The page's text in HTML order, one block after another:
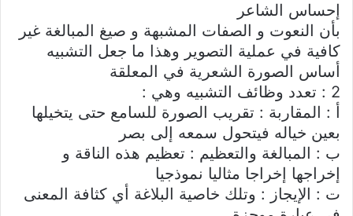
إحساس الشاعر
بأن النعوت و الصفات المشبهة و صيغ المبالغة غير
كافية في عملية التصوير وهذا ما جعل التشبيه
أساس الصورة الشعرية في المعلقة
2 : تعدد وظائف التشبيه وهي :
أ : المقاربة : تقريب الصورة للسامع حتى يتخيلها
بعين خياله فيتحول سمعه إلى بصر
ب : المبالغة والتعظيم : تعظيم هذه الناقة و
إخراجها إخراجا مثاليا نموذجيا
ت : الإيجاز : وتلك خاصية البلاغة أي كثافة المعنى